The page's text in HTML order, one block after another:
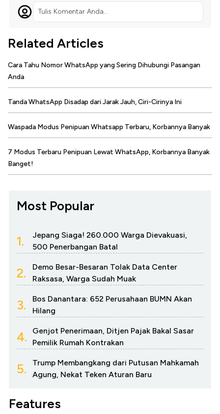
Tulis Komentar Anda...
Related Articles
Cara Tahu Nomor WhatsApp yang Sering Dihubungi Pasangan
Anda
Tanda WhatsApp Disadap dari Jarak Jauh, Ciri-Cirinya Ini
Waspada Modus Penipuan Whatsapp Terbaru, Korbannya Banyak
7 Modus Terbaru Penipuan Lewat WhatsApp, Korbannya Banyak
Banget!
Most Popular
1.
Jepang Siaga! 260.000 Warga Dievakuasi,
500 Penerbangan Batal
2.
Demo Besar-Besaran Tolak Data Center
Raksasa, Warga Sudah Muak
3.
Bos Danantara: 652 Perusahaan BUMN Akan
Hilang
4.
Genjot Penerimaan, Ditjen Pajak Bakal Sasar
Pemilik Rumah Kontrakan
5.
Trump Membangkang dari Putusan Mahkamah
Agung, Nekat Teken Aturan Baru
Features